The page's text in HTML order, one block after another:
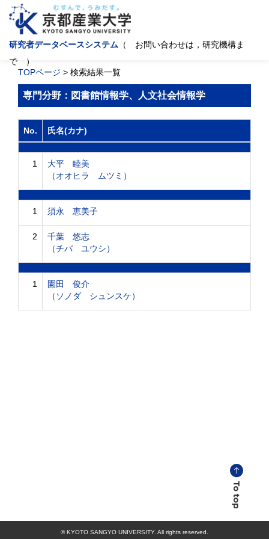
研究者データベースシステム （ お問い合わせは，研究機構ま
で ）
TOPページ > 検索結果一覧
専門分野：図書館情報学、人文社会情報学
No. 氏名(カナ)
1
大平 睦美
（オオヒラ ムツミ）
1 須永 恵美子
2
千葉 悠志
（チバ ユウシ）
1
園田 俊介
（ソノダ シュンスケ）
© KYOTO SANGYO UNIVERSITY. All rights reserved.